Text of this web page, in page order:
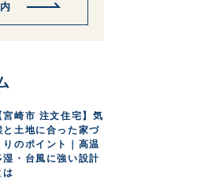
宮崎市 注文住宅】気
と土地に合った家づ
りのポイント｜高温
湿・台風に強い設計
は